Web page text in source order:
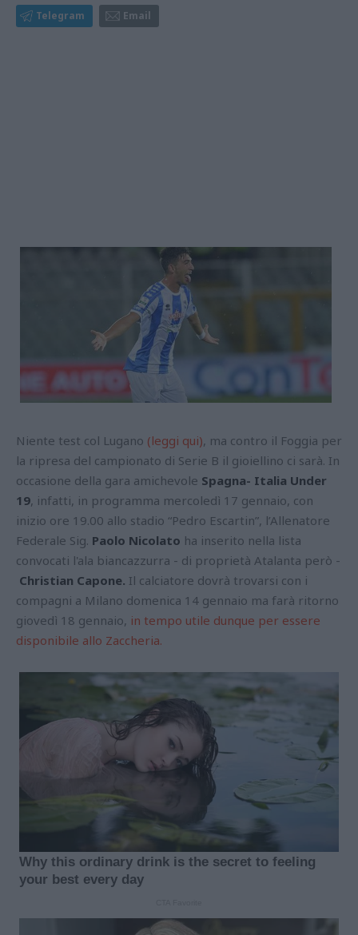
Telegram Email
Niente test col Lugano (leggi qui), ma contro il Foggia per
la ripresa del campionato di Serie B il gioiellino ci sarà. In
occasione della gara amichevole Spagna- Italia Under
19, infatti, in programma mercoledì 17 gennaio, con
inizio ore 19.00 allo stadio “Pedro Escartin”, l’Allenatore
Federale Sig. Paolo Nicolato ha inserito nella lista
convocati l'ala biancazzurra - di proprietà Atalanta però -
Christian Capone. Il calciatore dovrà trovarsi con i
compagni a Milano domenica 14 gennaio ma farà ritorno
giovedì 18 gennaio, in tempo utile dunque per essere
disponibile allo Zaccheria.